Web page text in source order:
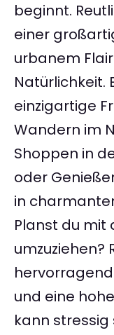
beginnt.
einer
urbanem
Natürlichkeit.
einzigartige
Wandern im
Shoppen in
oder
in
Planst du mit
umzuziehen?
und eine
kann